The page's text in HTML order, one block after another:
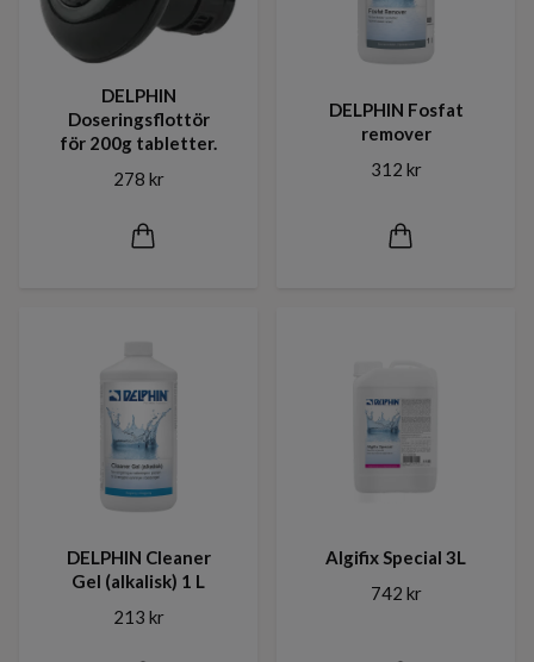
DELPHIN
Doseringsflottör
för 200g tabletter.
278 kr
DELPHIN Fosfat
remover
312 kr
DELPHIN Cleaner
Gel (alkalisk) 1 L
213 kr
Algifix Special 3L
742 kr